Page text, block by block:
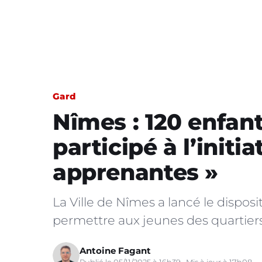
Gard
Nîmes : 120
participé à
apprenantes »
La Ville de Nîmes a lancé le
permettre aux jeunes des
Antoine Fagant